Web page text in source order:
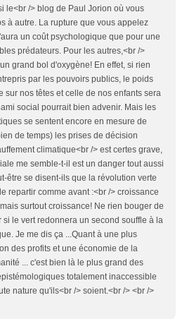
le<br /> blog de Paul Jorion où vous
à autre. La rupture que vous appelez
un coût psychologique que pour une
prédateurs. Pour les autres,<br />
grand bol d'oxygène! En effet, si rien
par les pouvoirs publics, le poids
sur nos têtes et celle de nos enfants sera
social pourrait bien advenir. Mais les
se sentent encore en mesure de
de temps) les prises de décision
climatique<br /> est certes grave,
me semble-t-il est un danger tout aussi
être se disent-ils que la révolution verte
repartir comme avant :<br /> croissance
surtout croissance! Ne rien bouger de
si le vert redonnera un second souffle à la
Je me dis ça ...Quant à une plus
des profits et une économie de la
... c'est bien là le plus grand des
totalement inaccessible
nature qu'ils<br /> soient.<br /> <br />